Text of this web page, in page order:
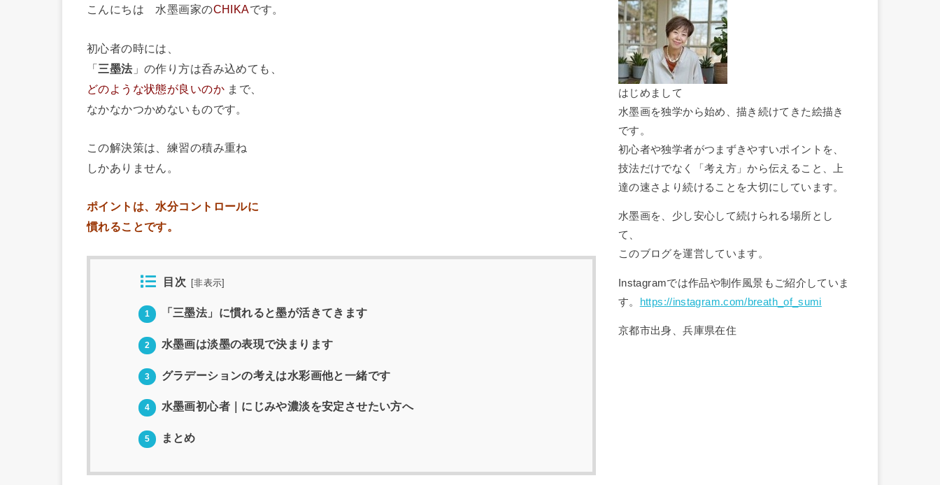
こんにちは 水墨画家のCHIKAです。
初心者の時には、
「三墨法」の作り方は呑み込めても、
どのような状態が良いのか まで、
なかなかつかめないものです。
この解決策は、練習の積み重ね
しかありません。
ポイントは、水分コントロールに
慣れることです。
目次 [非表示]
1 「三墨法」に慣れると墨が活きてきます
2 水墨画は淡墨の表現で決まります
3 グラデーションの考えは水彩画他と一緒です
4 水墨画初心者｜にじみや濃淡を安定させたい方へ
5 まとめ
はじめまして
水墨画を独学から始め、描き続けてきた絵描き
です。
初心者や独学者がつまずきやすいポイントを、
技法だけでなく「考え方」から伝えること、上
達の速さより続けることを大切にしています。
水墨画を、少し安心して続けられる場所とし
て、
このブログを運営しています。
Instagramでは作品や制作風景もご紹介していま
す。
https://instagram.com/breath_of_sumi
京都市出身、兵庫県在住